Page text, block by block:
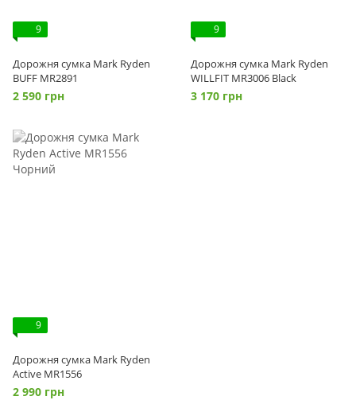
9
Дорожня сумка Mark Ryden
BUFF MR2891
2 590 грн
9
Дорожня сумка Mark Ryden
WILLFIT MR3006 Black
3 170 грн
9
Дорожня сумка Mark Ryden
Active MR1556
2 990 грн